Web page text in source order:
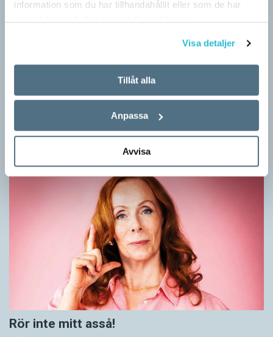
information som du har tillhandahållit eller som de har
Visa detaljer
Tillåt alla
Anpassa
Avvisa
Mesen är ingen fegis
KRÖNIKOR
Sveriges vanligaste vinterfågel är en mes. Alltså ingen fegis
precis och inte heller någon oxe, trots namnet. Att den kallas
för talgoxe beror på att…
Rör inte mitt asså!